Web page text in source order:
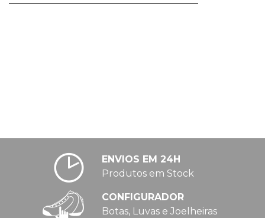
ENVIOS EM 24H
Produtos em Stock
CONFIGURADOR
Botas, Luvas e Joelheiras